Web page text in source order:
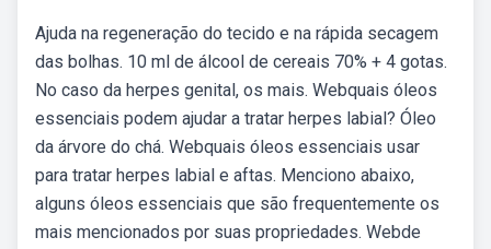
Ajuda na regeneração do tecido e na rápida secagem
das bolhas. 10 ml de álcool de cereais 70% + 4 gotas.
No caso da herpes genital, os mais. Webquais óleos
essenciais podem ajudar a tratar herpes labial? Óleo
da árvore do chá. Webquais óleos essenciais usar
para tratar herpes labial e aftas. Menciono abaixo,
alguns óleos essenciais que são frequentemente os
mais mencionados por suas propriedades. Webde